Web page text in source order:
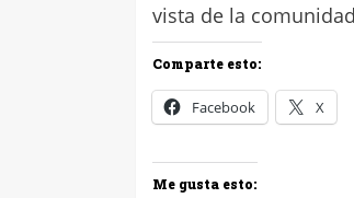
vista de la
Comparte esto:
Facebook X
Me gusta esto: